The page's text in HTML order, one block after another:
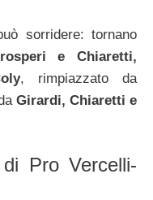
sorridere: tornano
e Chiaretti,
, rimpiazzato da
Girardi, Chiaretti e
Pro Vercelli-